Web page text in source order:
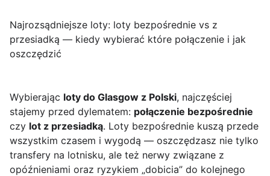
Najrozsądniejsze loty: loty bezpośrednie vs z
przesiadką — kiedy wybierać które połączenie i jak
oszczędzić
Wybierając loty do Glasgow z Polski, najczęściej
stajemy przed dylematem: połączenie bezpośrednie
czy lot z przesiadką. Loty bezpośrednie kuszą przede
wszystkim czasem i wygodą — oszczędzasz nie tylko
transfery na lotnisku, ale też nerwy związane z
opóźnieniami oraz ryzykiem „dobicia” do kolejnego